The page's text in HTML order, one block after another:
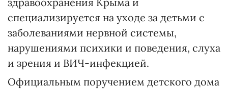
специализируется на уходе за детьми с
заболеваниями нервной системы,
нарушениями психики и поведения, слуха
и зрения и ВИЧ-инфекцией.
Официальным поручением детского дома